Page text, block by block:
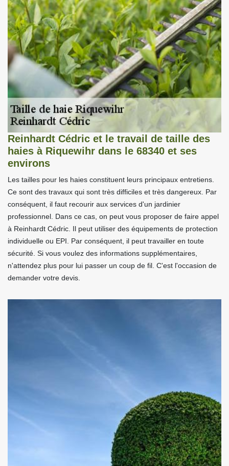
Reinhardt Cédric et le travail de taille des
haies à Riquewihr dans le 68340 et ses
environs
Les tailles pour les haies constituent leurs principaux entretiens.
Ce sont des travaux qui sont très difficiles et très dangereux. Par
conséquent, il faut recourir aux services d'un jardinier
professionnel. Dans ce cas, on peut vous proposer de faire appel
à Reinhardt Cédric. Il peut utiliser des équipements de protection
individuelle ou EPI. Par conséquent, il peut travailler en toute
sécurité. Si vous voulez des informations supplémentaires,
n'attendez plus pour lui passer un coup de fil. C'est l'occasion de
demander votre devis.